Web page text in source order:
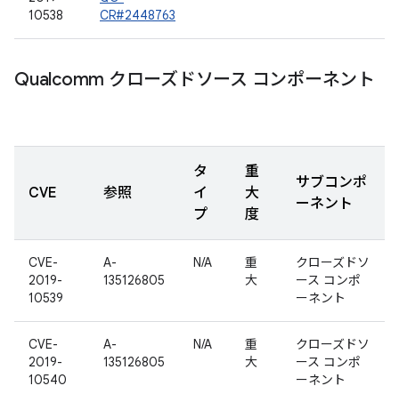
10538
CR#2448763
Qualcomm クローズドソース コンポーネント
CVE 参照
タ
イ
プ
重
大
度
サブコンポ
ーネント
CVE-
2019-
10539
A-
135126805
N/A
重
大
クローズドソ
ース コンポ
ーネント
CVE-
2019-
10540
A-
135126805
N/A
重
大
クローズドソ
ース コンポ
ーネント